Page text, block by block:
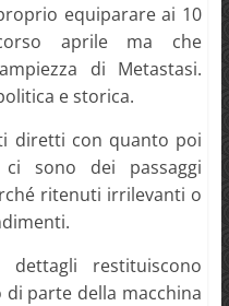
equiparare ai 10
aprile ma che
di Metastasi.
e storica.
diretti con quanto poi
sono dei passaggi
ritenuti irrilevanti o
restituiscono
parte della macchina